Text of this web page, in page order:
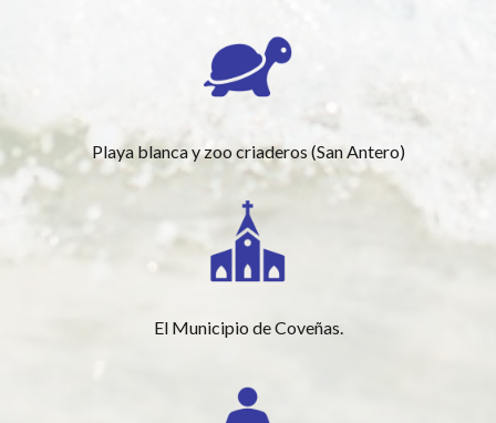
Playa blanca y zoo criaderos (San Antero)
El Municipio de Coveñas.